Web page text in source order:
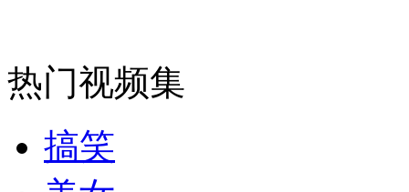
走！跟着总书记去植树
热门视频集
搞笑